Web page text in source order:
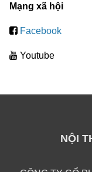
Mạng xã hội
Facebook
Youtube
NỘI